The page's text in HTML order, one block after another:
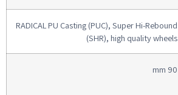
RADICAL PU Casting (PUC), Super Hi-Rebound
(SHR), high quality wheels
90 mm